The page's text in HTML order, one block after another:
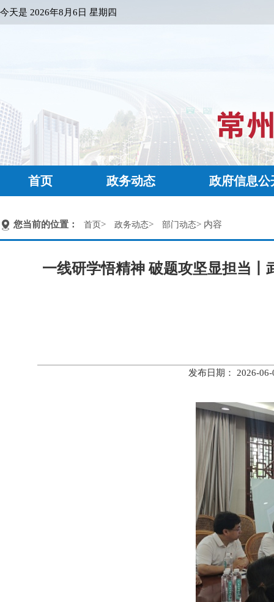
今天是 2026年8月6日 星期四
首页 政务动态 政府信息公
您当前的位置： 首页> 政务动态> 部门动态> 内容
一线研学悟精神 破题攻坚显担当
发布日期： 2026-